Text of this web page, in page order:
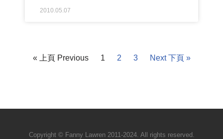
2010.05.07
« 上頁 Previous 1 2 3 Next 下頁 »
Copyright © Fanny Lawren 2011-2024. All rights reserved.